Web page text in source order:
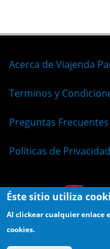
Acerca de Viajenda
Terminos y
Preguntas Frecuentes
Políticas de Privacidad
Éste sitio utiliza
Al clickear cualquier enlace
cookies.